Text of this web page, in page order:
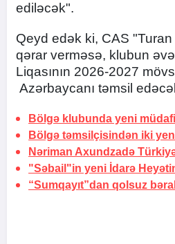
ediləcək".
Qeyd edək ki, CAS
qərar verməsə, klubun
Liqasının 2026-2027
Azərbaycanı təmsil
Bölgə klubunda yeni
Bölgə təmsilçisindən iki
Nəriman Axundzadə
"Səbail"in yeni İdarə
“Sumqayıt”dan qolsuz